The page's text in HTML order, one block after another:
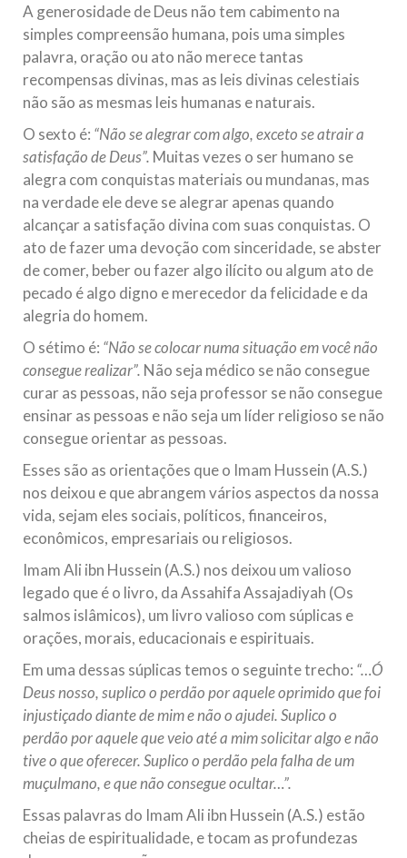
A generosidade de Deus não tem cabimento na
simples compreensão humana, pois uma simples
palavra, oração ou ato não merece tantas
recompensas divinas, mas as leis divinas celestiais
não são as mesmas leis humanas e naturais.
O sexto é: “Não se alegrar com algo, exceto se atrair a
satisfação de Deus”. Muitas vezes o ser humano se
alegra com conquistas materiais ou mundanas, mas
na verdade ele deve se alegrar apenas quando
alcançar a satisfação divina com suas conquistas. O
ato de fazer uma devoção com sinceridade, se abster
de comer, beber ou fazer algo ilícito ou algum ato de
pecado é algo digno e merecedor da felicidade e da
alegria do homem.
O sétimo é: “Não se colocar numa situação em você não
consegue realizar”. Não seja médico se não consegue
curar as pessoas, não seja professor se não consegue
ensinar as pessoas e não seja um líder religioso se não
consegue orientar as pessoas.
Esses são as orientações que o Imam Hussein (A.S.)
nos deixou e que abrangem vários aspectos da nossa
vida, sejam eles sociais, políticos, financeiros,
econômicos, empresariais ou religiosos.
Imam Ali ibn Hussein (A.S.) nos deixou um valioso
legado que é o livro, da Assahifa Assajadiyah (Os
salmos islâmicos), um livro valioso com súplicas e
orações, morais, educacionais e espirituais.
Em uma dessas súplicas temos o seguinte trecho: “…Ó
Deus nosso, suplico o perdão por aquele oprimido que foi
injustiçado diante de mim e não o ajudei. Suplico o
perdão por aquele que veio até a mim solicitar algo e não
tive o que oferecer. Suplico o perdão pela falha de um
muçulmano, e que não consegue ocultar…”.
Essas palavras do Imam Ali ibn Hussein (A.S.) estão
cheias de espiritualidade, e tocam as profundezas